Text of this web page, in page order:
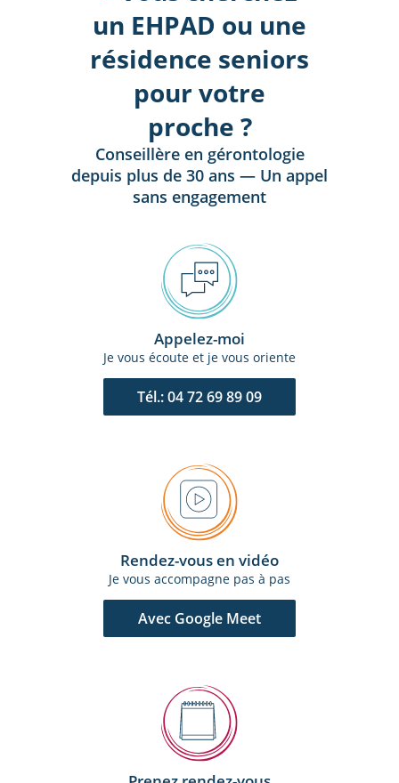
un EHPAD ou une
résidence seniors
pour votre
proche ?
Conseillère en gérontologie
depuis plus de 30 ans — Un appel
sans engagement
Appelez-moi
Je vous écoute et je vous oriente
Tél.: 04 72 69 89 09
Rendez-vous en vidéo
Je vous accompagne pas à pas
Avec Google Meet